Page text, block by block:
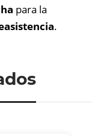
para la
.